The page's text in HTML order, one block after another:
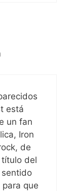
está
un fan
Iron
de
del
sentido
que